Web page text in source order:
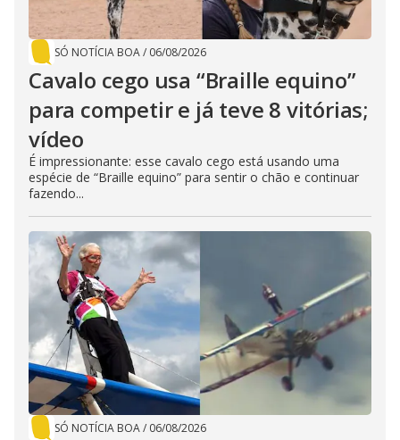
SÓ NOTÍCIA BOA/ 06/08/2026
Cavalo cego usa “Braille equino”
para competir e já teve 8 vitórias;
vídeo
É impressionante: esse cavalo cego está usando uma
espécie de “Braille equino” para sentir o chão e continuar
fazendo...
SÓ NOTÍCIA BOA/ 06/08/2026